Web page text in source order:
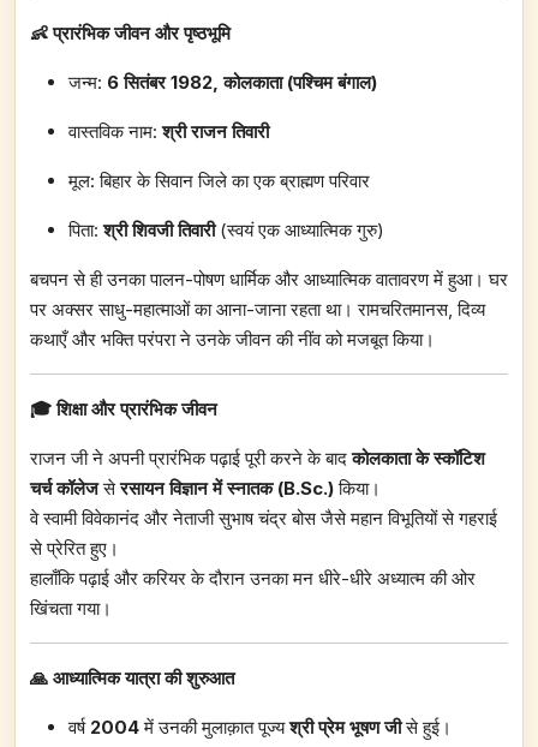
👶 प्रारंभिक जीवन और पृष्ठभूमि
जन्म: 6सितंबर 1982,कोलकाता (पश्चिम बंगाल)
वास्तविक नाम:श्री राजन तिवारी
मूल: बिहार के सिवान जिले का एक ब्राह्मण परिवार
पिता:श्री शिवजी तिवारी(स्वयं एक आध्यात्मिक गुरु)
बचपन से ही उनका पालन-पोषण धार्मिक और आध्यात्मिक वातावरण में हुआ। घर
पर अक्सर साधु-महात्माओं का आना-जाना रहता था। रामचरितमानस, दिव्य
कथाएँ और भक्ति परंपरा ने उनके जीवन की नींव को मजबूत किया।
🎓 शिक्षा और प्रारंभिक जीवन
राजन जी ने अपनी प्रारंभिक पढ़ाई पूरी करने के बादकोलकाता के स्कॉटिश
चर्च कॉलेजसेरसायन विज्ञान में स्नातक (B.Sc.)किया।
वे स्वामी विवेकानंद और नेताजी सुभाष चंद्र बोस जैसे महान विभूतियों से गहराई
से प्रेरित हुए।
हालाँकि पढ़ाई और करियर के दौरान उनका मन धीरे-धीरे अध्यात्म की ओर
खिंचता गया।
🙏 आध्यात्मिक यात्रा की शुरुआत
वर्ष 2004में उनकी मुलाक़ात पूज्यश्री प्रेम भूषण जीसे हुई।